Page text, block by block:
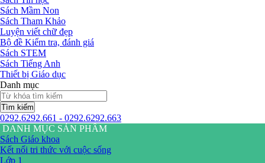
Sách Mầm Non
Sách Tham Khảo
Luyện viết chữ đẹp
Bộ đề Kiểm tra, đánh giá
Sách STEM
Sách Tiếng Anh
Thiết bị Giáo dục
Danh mục
Tìm kiếm
0292.6292.661 - 0292.6292.663
DANH MỤC SẢN PHẨM
Sách Giáo khoa
Kết nối tri thức với cuộc sống
Lớp 1